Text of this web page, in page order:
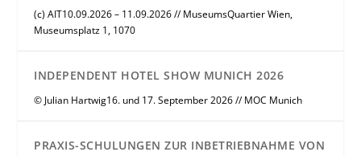
(c) AIT10.09.2026 – 11.09.2026 // MuseumsQuartier Wien,
Museumsplatz 1, 1070
INDEPENDENT HOTEL SHOW MUNICH 2026
© Julian Hartwig16. und 17. September 2026 // MOC Munich
PRAXIS-SCHULUNGEN ZUR INBETRIEBNAHME VON